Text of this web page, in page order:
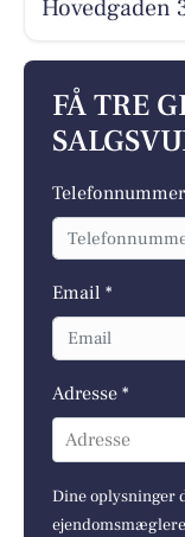
Hovedgaden
FÅ TRE
Email *
Adresse *
Adresse
Dine oplysninger